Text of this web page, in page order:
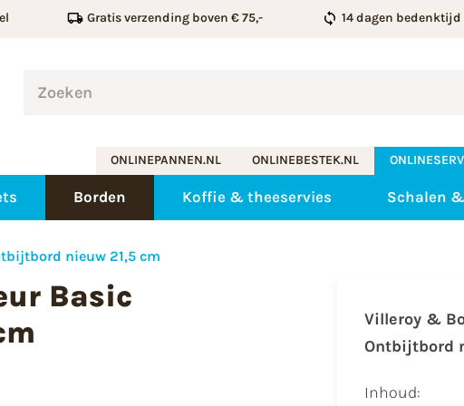
Gratis verzending boven € 75,- 14 dagen bedenktijd
ONLINEPANNEN.NL ONLINEBESTEK.NL
Borden Koffie & theeservies Schalen
nieuw 21,5 cm
Basic
Villeroy &
Ontbijtbord
Inhoud: